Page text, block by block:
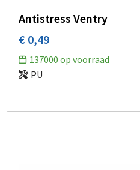
Antistress Ventry
€ 0,49
137000 op voorraad
PU